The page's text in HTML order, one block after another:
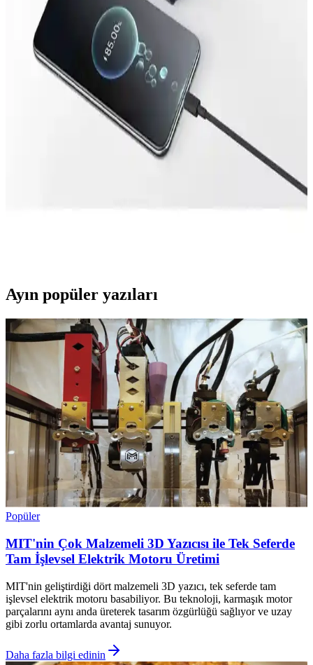
Taşınabilir ve Üçlü Ekranlı Monitörler: Günümüz
Teknolojisinde Çoklu Ekran Çözümleri
Taşınabilir ve üçlü ekranlı monitörler, yüksek çözünürlük ve
taşınabilirlik özellikleriyle profesyonel ve eğlence amaçlı
kullanımlarda öne çıkıyor.
Anker 20W USB-C Adaptör Özellikleri ve Kullanım
Alanları Hakkında Detaylı Bilgi
Anker 20W USB-C adaptör yüksek verimlilik ve taşınabilirlik sunar,
hızlı şarj imkanıyla uyumlu cihazlara pratik kullanım sağlar.
Çok Fonksiyonlu Şarjlı Kablosuz Radyo: Modern
Ayın popüler yazıları
Popüler
MIT'nin Çok Malzemeli 3D Yazıcısı ile Tek Seferde
Tam İşlevsel Elektrik Motoru Üretimi
MIT'nin geliştirdiği dört malzemeli 3D yazıcı, tek seferde tam
işlevsel elektrik motoru basabiliyor. Bu teknoloji, karmaşık motor
parçalarını aynı anda üreterek tasarım özgürlüğü sağlıyor ve uzay
gibi zorlu ortamlarda avantaj sunuyor.
Daha fazla bilgi edinin